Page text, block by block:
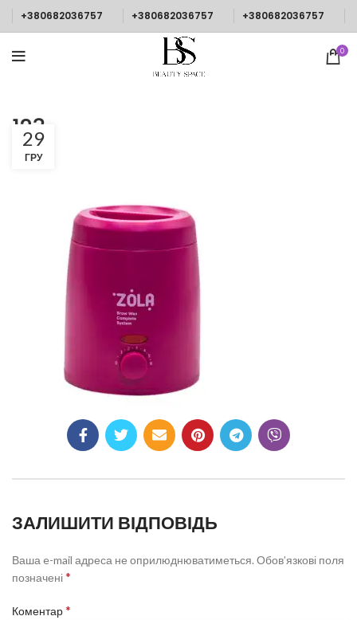
+380682036757 +380682036757 +380682036757
0
123
29
ГРУ
ЗАЛИШИТИ ВІДПОВІДЬ
Ваша e-mail адреса не оприлюднюватиметься. Обов’язкові поля
позначені*
Коментар*